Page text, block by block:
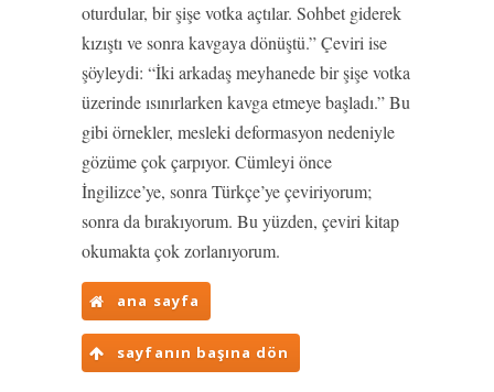
oturdular, bir şişe votka açtılar. Sohbet giderek
kızıştı ve sonra kavgaya dönüştü.” Çeviri ise
şöyleydi: “İki arkadaş meyhanede bir şişe votka
üzerinde ısınırlarken kavga etmeye başladı.” Bu
gibi örnekler, mesleki deformasyon nedeniyle
gözüme çok çarpıyor. Cümleyi önce
İngilizce’ye, sonra Türkçe’ye çeviriyorum;
sonra da bırakıyorum. Bu yüzden, çeviri kitap
okumakta çok zorlanıyorum.
ana sayfa
sayfanın başına dön